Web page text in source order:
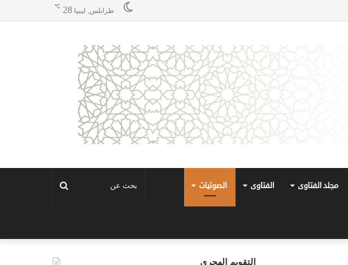
طرابلس, ليبيا 28
℃
مجلد الفتاوى الفتاوى الصوتيات
التقويم الهجري